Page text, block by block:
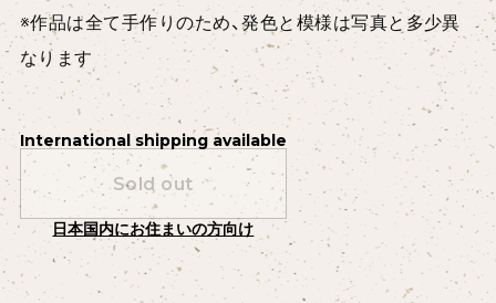
※作品は全て手作りのため、発色と模様は写真と多少異
なります
International shipping available
Sold out
日本国内にお住まいの方向け